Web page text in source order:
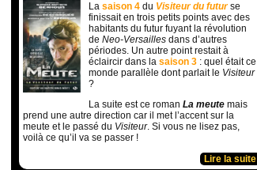
La saison 4 du Visiteur du futurse
finissait en trois petits points avec des
habitants du futur fuyant la révolution
de Neo-Versailles dans d’autres
périodes. Un autre point restait à
éclaircir dans la saison 3 : quel était ce
monde parallèle dont parlait le Visiteur
?
La suite est ce roman La meute mais
prend une autre direction car il met l’accent sur la
meute et le passé du Visiteur. Si vous ne lisez pas,
voilà ce qu’il va se passer !
Lire la suite